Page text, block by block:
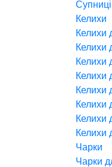
Супниці
Келихи
Келихи
Келихи
Келихи
Келихи
Келихи
Келихи
Келихи
Келихи
Чарки
Чарки